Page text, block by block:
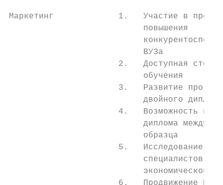
Маркетинг             1.   Участие в
повышения
ВУЗа
2.   Доступная
обучения
3.   Развитие
двойного
4.   Возможность
диплома
образца
5.   Исследование
специалистов в
экономической
6.   Продвижение